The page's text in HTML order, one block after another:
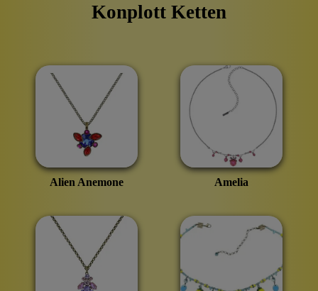
Konplott Ketten
Alien Anemone Amelia